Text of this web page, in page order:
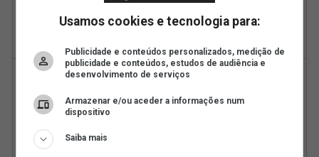
Usamos cookies e tecnologia para:
Publicidade e conteúdos personalizados, medição de
publicidade e conteúdos, estudos de audiência e
desenvolvimento de serviços
Armazenar e/ou aceder a informações num
dispositivo
Saiba mais